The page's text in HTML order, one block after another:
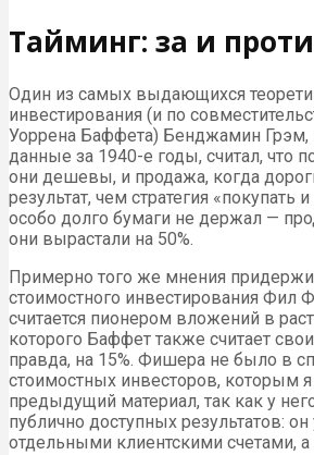
Тайминг: за и
Один из самых выдающихся
инвестирования (и по
Уоррена Баффета) Бенджамин Грэм,
данные за 1940-е годы, считал, что
они дешевы, и продажа, когда
результат, чем стратегия «покупать
особо долго бумаги не держал —
они вырастали на 50%.
Примерно того же мнения
стоимостного инвестирования Фил
считается пионером вложений в
которого Баффет также считает
правда, на 15%. Фишера не было в
стоимостных инвесторов, которым я
предыдущий материал, так как у
публично доступных результатов: он
отдельными клиентскими счетами,